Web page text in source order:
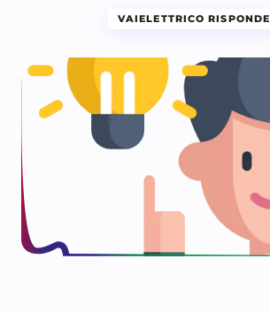
VAIELETTRICO RISPONDE